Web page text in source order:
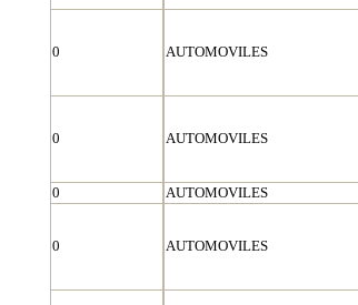
0 AUTOMOVILES
0 AUTOMOVILES
0 AUTOMOVILES
0 AUTOMOVILES